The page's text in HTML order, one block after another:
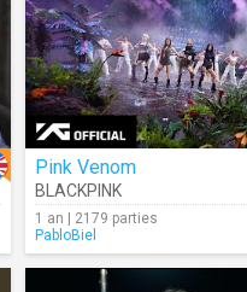
Pink Venom
BLACKPINK
1 an | 2179 parties
PabloBiel